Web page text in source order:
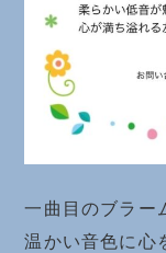
一曲目のブラー
温かい音色に心